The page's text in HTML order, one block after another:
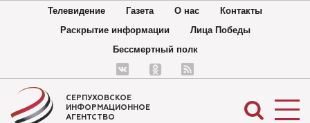
Телевидение Газета О нас
Контакты
Раскрытие информации
Лица Победы
Бессмертный полк
СЕРПУХОВСКОЕ
ИНФОРМАЦИОННОЕ
АГЕНТСТВО